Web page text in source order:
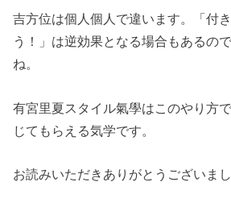
吉方位は個人個人で違います。「付
う！」は逆効果となる場合もあるの
ね。
有宮里夏スタイル氣學はこのやり方
じてもらえる気学です。
お読みいただきありがとうございまし